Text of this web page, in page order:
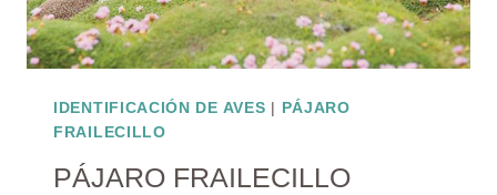
IDENTIFICACIÓN DE AVES | PÁJARO
FRAILECILLO
PÁJARO FRAILECILLO